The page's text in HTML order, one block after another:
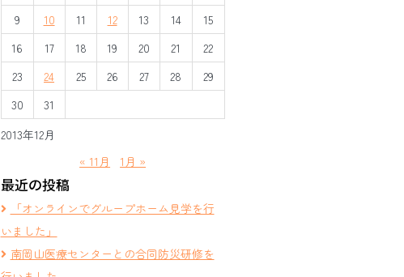
2013年12月
9
10 11 12 13 14
15
16
17 18 19 20 21
22
23
24 25 26 27 28
29
30
31
« 11月 1月 »
最近の投稿
「オンラインでグループホーム見学を行
いました」
南岡山医療センターとの合同防災研修を